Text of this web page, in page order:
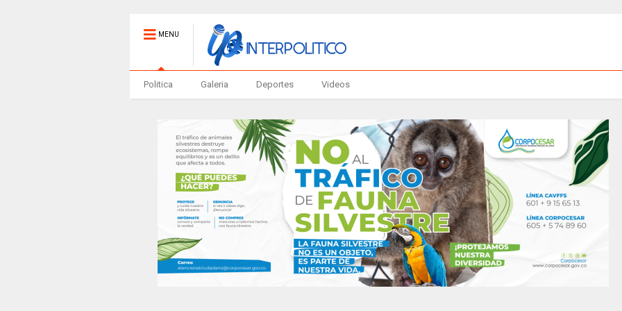
MENU
Politica Galeria Deportes Videos